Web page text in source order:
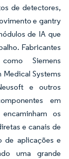
de detectores,
e gantry
de IA que
Fabricantes
Siemens
Medical Systems
e outros
em
os
e canais de
de aplicações e
uma grande